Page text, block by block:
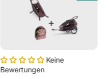
Keine
Bewertungen